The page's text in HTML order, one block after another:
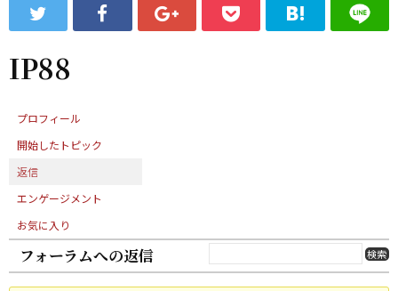
ッ
プ
フ
ォ
ム
IP88
プロフィール
開始したトピック
返信
エンゲージメント
お気に入り
フォーラムへの返信